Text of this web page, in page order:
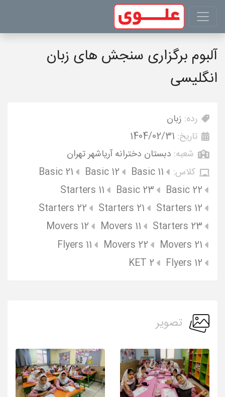
آلبوم برگزاری سنجش های زبان
انگلیسی
رده: زبان
تاریخ: 1404/02/31
شعبه: دبستان دخترانه آریاشهر تهران
کلاس:
Basic 11
Basic 12
Basic 21
Basic 22
Basic 23
Starters 11
Starters 12
Starters 21
Starters 22
Starters 23
Movers 11
Movers 12
Movers 21
Movers 22
Flyers 11
Flyers 12
KET 2
تصویر